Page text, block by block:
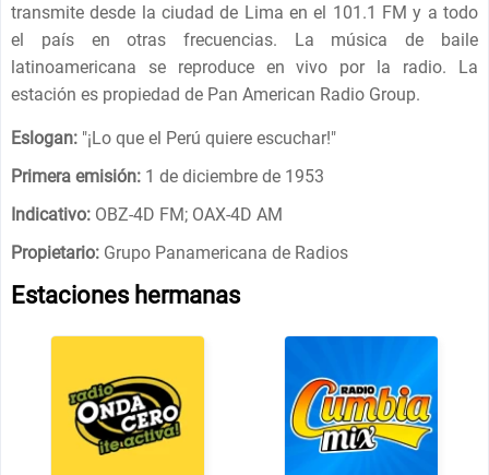
transmite desde la ciudad de Lima en el 101.1 FM y a todo
el país en otras frecuencias. La música de baile
latinoamericana se reproduce en vivo por la radio. La
estación es propiedad de Pan American Radio Group.
Eslogan: "¡Lo que el Perú quiere escuchar!"
Primera emisión: 1 de diciembre de 1953
Indicativo: OBZ-4D FM; OAX-4D AM
Propietario: Grupo Panamericana de Radios
Estaciones hermanas